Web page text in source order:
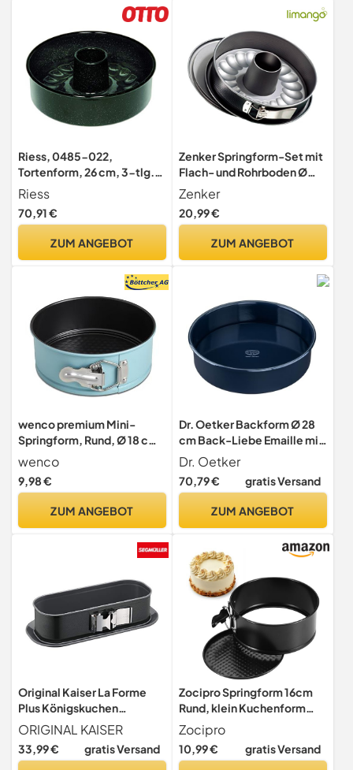
Riess, 0485-022,
Tortenform, 26 cm, 3-tlg.,
CLASSIC - BACKFORMEN,
Höhe 8,0 cm, Profibäcker,
Backform, Emaillie,
Induktion, Emaille
Riess
70,91 €
ZUM ANGEBOT
Zenker Springform-Set mit
Flach- und Rohrboden Ø
29,5 x 29 x 9,5 cm
Zenker
20,99 €
ZUM ANGEBOT
wenco premium Mini-
Springform, Rund, Ø 18 cm,
Kohlenstoffstahl, Mintgrün
(Version 2022)
wenco
9,98 €
ZUM ANGEBOT
Dr. Oetker Backform Ø 28
cm Back-Liebe Emaille mit
Hebeboden – Runde
Kuchenform mit schnitt- &
kratzfestem Emaille-
Kuchenbackform mit
Torten
Dr. Oetker
70,79 € gratis Versand
ZUM ANGEBOT
Original Kaiser La Forme
Plus Königskuchen
Springform eckig 30 x 11
cm, Backform rechteckig
antihaftbeschichtet, mit
ORIGINAL KAISER
33,99 € gratis Versand
Zocipro Springform 16cm
Rund, klein Kuchenform
Backform
Zocipro
10,99 € gratis Versand